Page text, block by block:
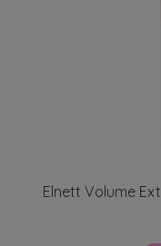
Elnett Volume